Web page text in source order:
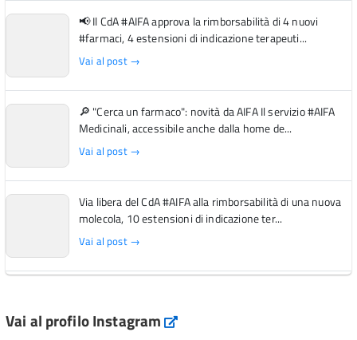
📢 Il CdA #AIFA approva la rimborsabilità di 4 nuovi
#farmaci, 4 estensioni di indicazione terapeuti...
Vai al post →
🔎 "Cerca un farmaco": novità da AIFA Il servizio #AIFA
Medicinali, accessibile anche dalla home de...
Vai al post →
Via libera del CdA #AIFA alla rimborsabilità di una nuova
molecola, 10 estensioni di indicazione ter...
Vai al post →
Vai al post →
Vai al profilo Instagram Instagram